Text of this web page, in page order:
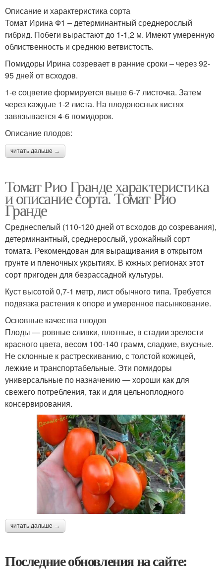
Описание и характеристика сорта
Томат Ирина Ф1 – детерминантный среднерослый
гибрид. Побеги вырастают до 1-1,2 м. Имеют умеренную
облиственность и среднюю ветвистость.
Помидоры Ирина созревает в ранние сроки – через 92-
95 дней от всходов.
1-е соцветие формируется выше 6-7 листочка. Затем
через каждые 1-2 листа. На плодоносных кистях
завязывается 4-6 помидорок.
Описание плодов:
читать дальше →
Томат Рио Гранде характеристика
и описание сорта. Томат Рио
Гранде
Среднеспелый (110-120 дней от всходов до созревания),
детерминантный, среднерослый, урожайный сорт
томата. Рекомендован для выращивания в открытом
грунте и пленочных укрытиях. В южных регионах этот
сорт пригоден для безрассадной культуры.
Куст высотой 0,7-1 метр, лист обычного типа. Требуется
подвязка растения к опоре и умеренное пасынкование.
Основные качества плодов
Плоды — ровные сливки, плотные, в стадии зрелости
красного цвета, весом 100-140 грамм, сладкие, вкусные.
Не склонные к растрескиванию, с толстой кожицей,
лежкие и транспортабельные. Эти помидоры
универсальные по назначению — хороши как для
свежего потребления, так и для цельноплодного
консервирования.
читать дальше →
Последние обновления на сайте: